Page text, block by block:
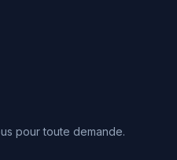
pour toute demande.